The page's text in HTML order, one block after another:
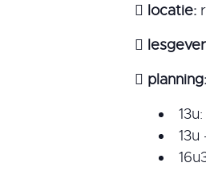
 locatie:

 planning: